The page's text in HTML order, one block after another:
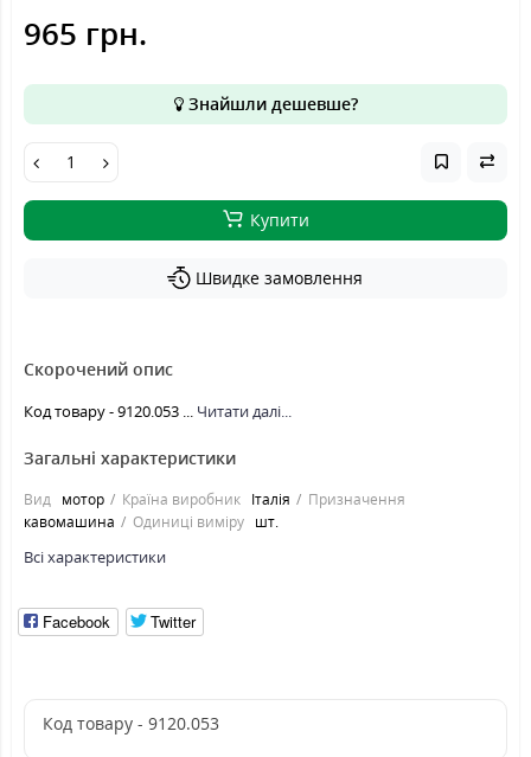
965 грн.
Знайшли дешевше?
Купити
Швидке замовлення
Скорочений опис
Код товару - 9120.053 ... Читати далі...
Загальні характеристики
Вид мотор Країна виробник Італія
Призначення
кавомашина
Одиниці виміру шт.
Всі характеристики
Facebook Twitter
Код товару - 9120.053